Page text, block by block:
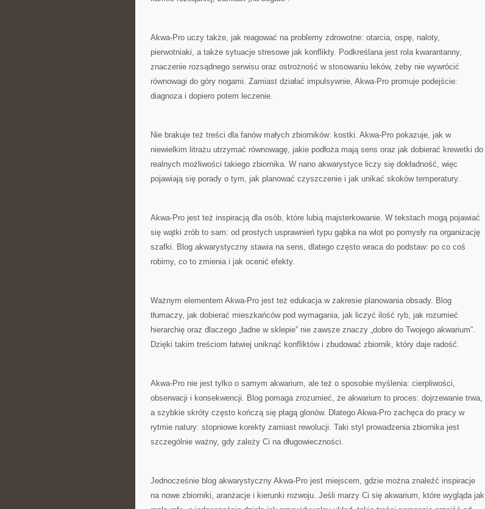
Akwa-Pro uczy także, jak reagować na problemy zdrowotne: otarcia, ospę, naloty,
pierwotniaki, a także sytuacje stresowe jak konflikty. Podkreślana jest rola kwarantanny,
znaczenie rozsądnego serwisu oraz ostrożność w stosowaniu leków, żeby nie wywrócić
równowagi do góry nogami. Zamiast działać impulsywnie, Akwa-Pro promuje podejście:
diagnoza i dopiero potem leczenie.
Nie brakuje też treści dla fanów małych zbiorników: kostki. Akwa-Pro pokazuje, jak w
niewielkim litrażu utrzymać równowagę, jakie podłoża mają sens oraz jak dobierać krewetki do
realnych możliwości takiego zbiornika. W nano akwarystyce liczy się dokładność, więc
pojawiają się porady o tym, jak planować czyszczenie i jak unikać skoków temperatury.
Akwa-Pro jest też inspiracją dla osób, które lubią majsterkowanie. W tekstach mogą pojawiać
się wątki zrób to sam: od prostych usprawnień typu gąbka na wlot po pomysły na organizację
szafki. Blog akwarystyczny stawia na sens, dlatego często wraca do podstaw: po co coś
robimy, co to zmienia i jak ocenić efekty.
Ważnym elementem Akwa-Pro jest też edukacja w zakresie planowania obsady. Blog
tłumaczy, jak dobierać mieszkańców pod wymagania, jak liczyć ilość ryb, jak rozumieć
hierarchię oraz dlaczego „ładne w sklepie” nie zawsze znaczy „dobre do Twojego akwarium”.
Dzięki takim treściom łatwiej uniknąć konfliktów i zbudować zbiornik, który daje radość.
Akwa-Pro nie jest tylko o samym akwarium, ale też o sposobie myślenia: cierpliwości,
obserwacji i konsekwencji. Blog pomaga zrozumieć, że akwarium to proces: dojrzewanie trwa,
a szybkie skróty często kończą się plagą glonów. Dlatego Akwa-Pro zachęca do pracy w
rytmie natury: stopniowe korekty zamiast rewolucji. Taki styl prowadzenia zbiornika jest
szczególnie ważny, gdy zależy Ci na długowieczności.
Jednocześnie blog akwarystyczny Akwa-Pro jest miejscem, gdzie można znaleźć inspiracje
na nowe zbiorniki, aranżacje i kierunki rozwoju. Jeśli marzy Ci się akwarium, które wygląda jak